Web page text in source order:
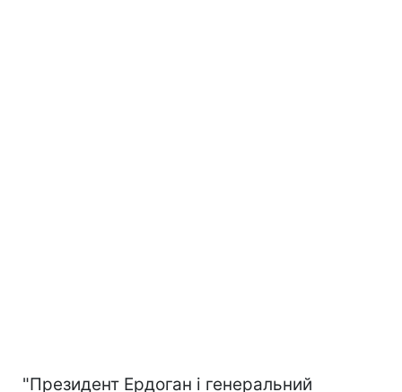
"Президент Ердоган і генеральний